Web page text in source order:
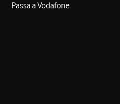
Passa a Vodafone